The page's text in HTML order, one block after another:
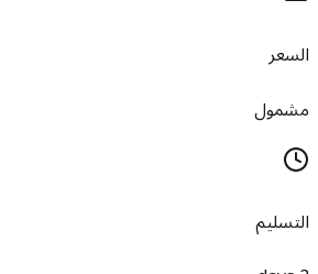
السعر
مشمول
التسليم